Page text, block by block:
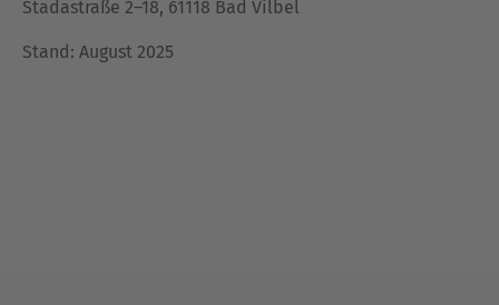
Stadastraße 2–18, 61118 Bad Vilbel
Stand: August 2025